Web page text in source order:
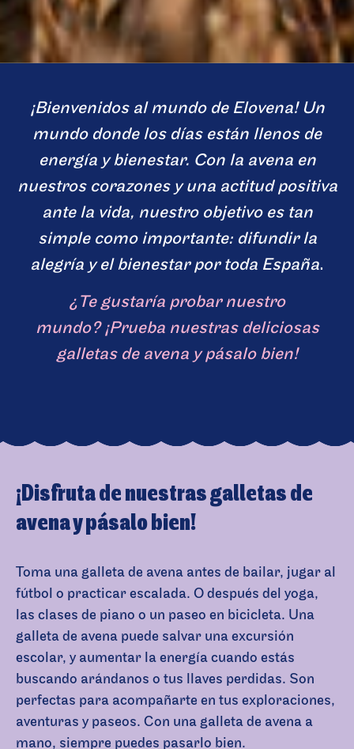
¡Bienvenidos al mundo de Elovena! Un
mundo donde los días están llenos de
energía y bienestar. Con la avena en
nuestros corazones y una actitud positiva
ante la vida, nuestro objetivo es tan
simple como importante: difundir la
alegría y el bienestar por toda España.
¿Te gustaría probar nuestro
mundo? ¡Prueba nuestras deliciosas
galletas de avena y pásalo bien!
¡Disfruta de nuestras galletas de
avena y pásalo bien!
Toma una galleta de avena antes de bailar, jugar al
fútbol o practicar escalada. O después del yoga,
las clases de piano o un paseo en bicicleta. Una
galleta de avena puede salvar una excursión
escolar, y aumentar la energía cuando estás
buscando arándanos o tus llaves perdidas. Son
perfectas para acompañarte en tus exploraciones,
aventuras y paseos. Con una galleta de avena a
mano, siempre puedes pasarlo bien.